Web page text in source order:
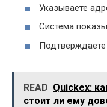
Указываете
Система
Подтверждаете
READ Quickex:
стоит ли ему